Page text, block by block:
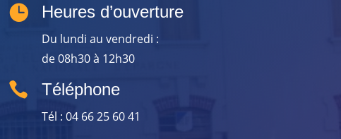
 Heures d’ouverture
Du lundi au vendredi :
de 08h30 à 12h30
 Téléphone
Tél : 04 66 25 60 41